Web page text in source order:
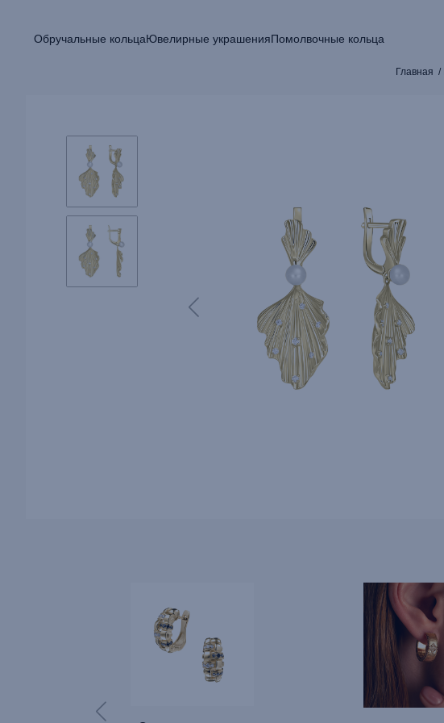
Обручальные кольцаЮвелирные украшенияПомолвочные кольца
Главная